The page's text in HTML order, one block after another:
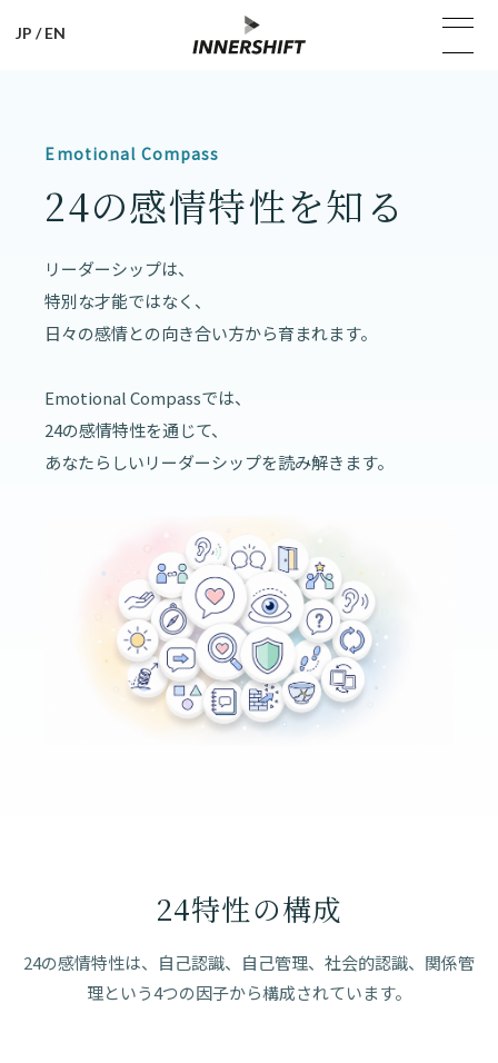
JP /EN
Emotional Compass
24の感情特性を知る
リーダーシップは、
特別な才能ではなく、
日々の感情との向き合い方から育まれます。
Emotional Compassでは、
24の感情特性を通じて、
あなたらしいリーダーシップを読み解きます。
24特性の構成
24の感情特性は、自己認識、自己管理、社会的認識、関係管
理という4つの因子から構成されています。